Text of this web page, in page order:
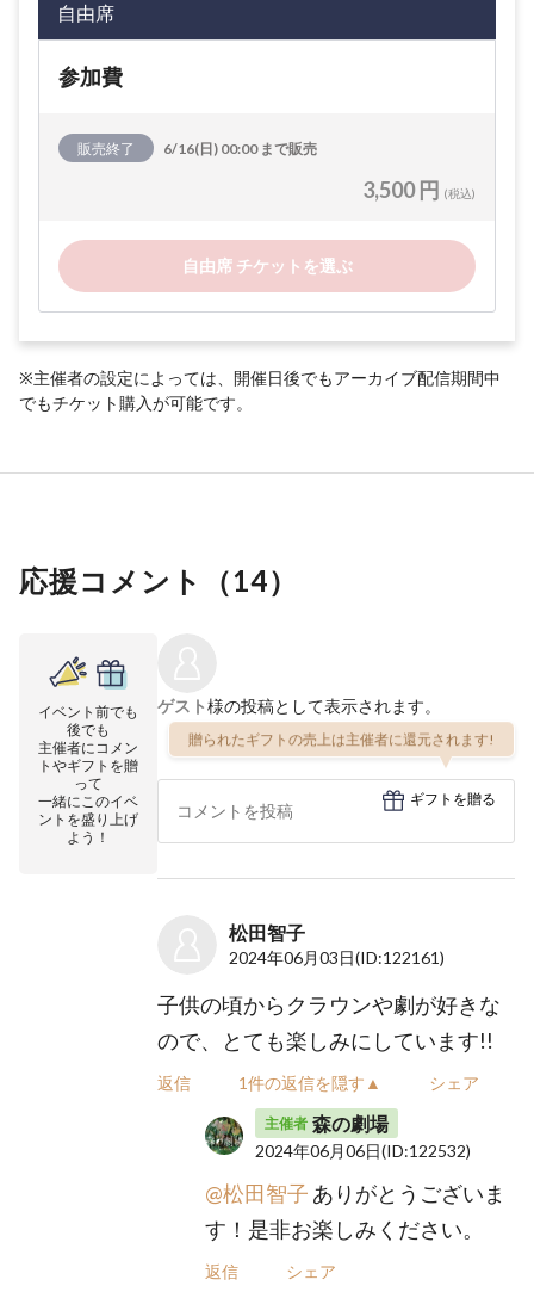
自由席
参加費
販売終了 6/16(日) 00:00 まで販売
3,500 円 (税込)
自由席 チケットを選ぶ
※主催者の設定によっては、開催日後でもアーカイブ配信期間中
でもチケット購入が可能です。
応援コメント（14）
イベント前でも
後でも
主催者にコメン
トやギフトを贈
って
一緒にこのイベ
ントを盛り上げ
よう！
ゲスト様の投稿として表示されます。
贈られたギフトの売上は主催者に還元されます!
ギフトを贈る
松田智子
2024年06月03日(ID:122161)
子供の頃からクラウンや劇が好きな
ので、とても楽しみにしています!!
返信 1件の返信を隠す▲ シェア
主催者 森の劇場
2024年06月06日(ID:122532)
@松田智子 ありがとうございま
す！是非お楽しみください。
返信 シェア